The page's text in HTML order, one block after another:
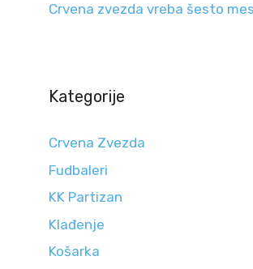
Crvena zvezda vreba šesto
Kategorije
Crvena Zvezda
Fudbaleri
KK Partizan
Klađenje
Košarka